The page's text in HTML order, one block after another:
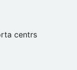
centrs